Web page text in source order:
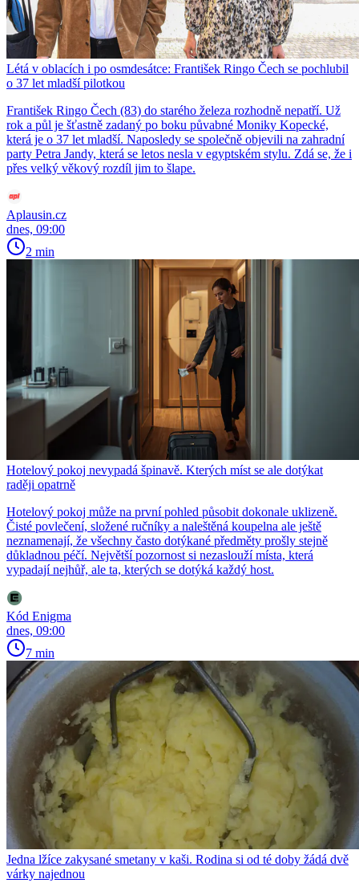
Létá v oblacích i po osmdesátce: František Ringo Čech se pochlubil
o 37 let mladší pilotkou
František Ringo Čech (83) do starého železa rozhodně nepatří. Už
rok a půl je šťastně zadaný po boku půvabné Moniky Kopecké,
která je o 37 let mladší. Naposledy se společně objevili na zahradní
party Petra Jandy, která se letos nesla v egyptském stylu. Zdá se, že i
přes velký věkový rozdíl jim to šlape.
Aplausin.cz
dnes, 09:00
2 min
Hotelový pokoj nevypadá špinavě. Kterých míst se ale dotýkat
raději opatrně
Hotelový pokoj může na první pohled působit dokonale uklizeně.
Čisté povlečení, složené ručníky a naleštěná koupelna ale ještě
neznamenají, že všechny často dotýkané předměty prošly stejně
důkladnou péčí. Největší pozornost si nezaslouží místa, která
vypadají nejhůř, ale ta, kterých se dotýká každý host.
Kód Enigma
dnes, 09:00
7 min
Jedna lžíce zakysané smetany v kaši. Rodina si od té doby žádá dvě
várky najednou